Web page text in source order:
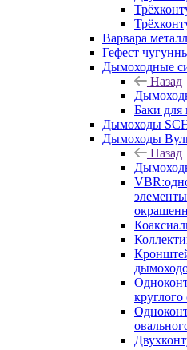
Варвара
Гефест
Дымоходные
Назад
Баки для
Дымоходы
Дымоходы
Назад
круглого